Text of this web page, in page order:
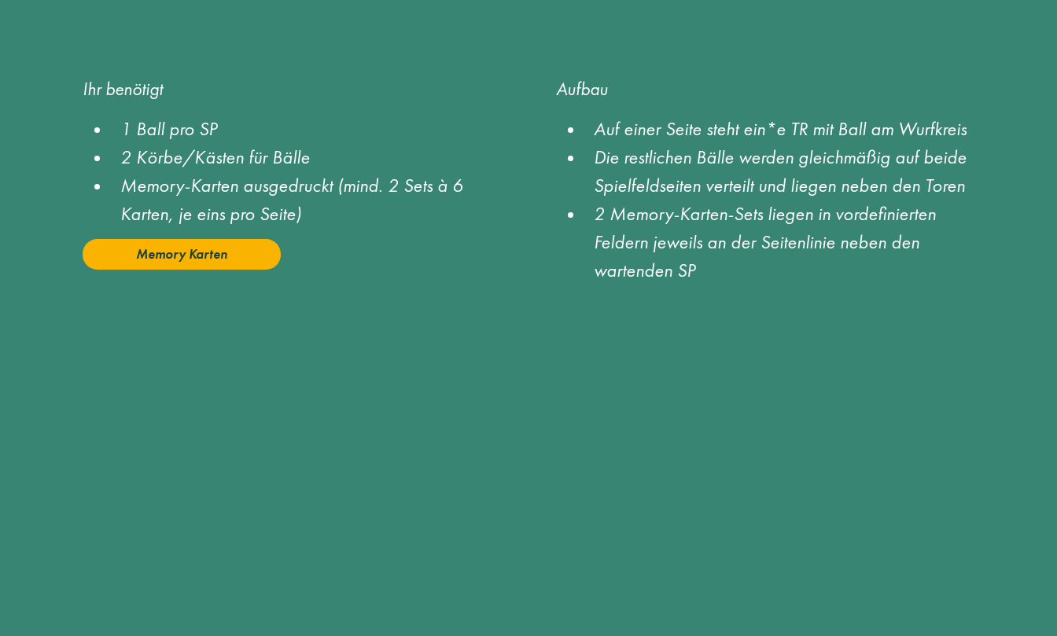
Ihr benötigt
1 Ball pro SP
2 Körbe/Kästen für Bälle
Memory-Karten ausgedruckt (mind. 2 Sets à 6
Karten, je eins pro Seite)
Memory Karten
Aufbau
Auf einer Seite steht ein*e TR mit Ball am Wurfkreis
Die restlichen Bälle werden gleichmäßig auf beide
Spielfeldseiten verteilt und liegen neben den Toren
2 Memory-Karten-Sets liegen in vordefinierten
Feldern jeweils an der Seitenlinie neben den
wartenden SP